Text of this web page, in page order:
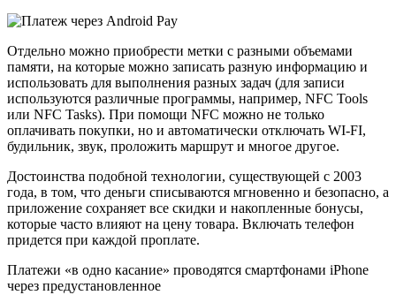
Отдельно можно приобрести метки с разными объемами
памяти, на которые можно записать разную информацию и
использовать для выполнения разных задач (для записи
используются различные программы, например, NFC Tools
или NFC Tasks). При помощи NFC можно не только
оплачивать покупки, но и автоматически отключать WI-FI,
будильник, звук, проложить маршрут и многое другое.
Достоинства подобной технологии, существующей с 2003
года, в том, что деньги списываются мгновенно и безопасно, а
приложение сохраняет все скидки и накопленные бонусы,
которые часто влияют на цену товара. Включать телефон
придется при каждой проплате.
Платежи «в одно касание» проводятся смартфонами iPhone
через предустановленное